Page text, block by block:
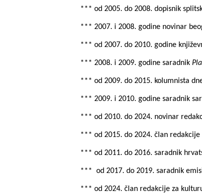
*** od 2005. do 2008. dopisnik
*** 2007. i 2008. godine novinar
*** od 2007. do 2010. godine
*** 2008. i 2009. godine saradnik
*** od 2009. do 2015. kolumnista
*** 2009. i 2010. godine saradnik
*** od 2010. do 2024. novinar
*** od 2015. do 2024. član
*** od 2011. do 2016. saradnik
*** od 2017. do 2019. saradnik
*** od 2024. član redakcije za